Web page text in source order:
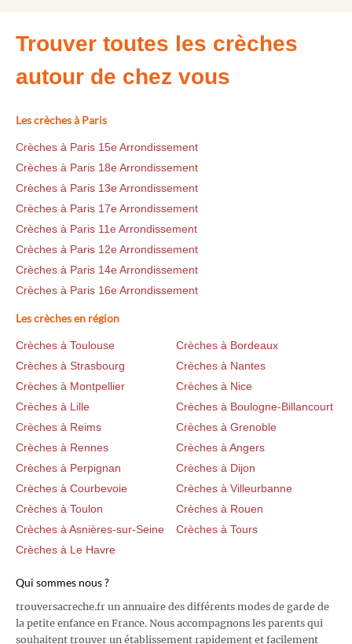
Trouver toutes les crèches
autour de chez vous
Les crèches à Paris
Crèches à Paris 15e Arrondissement
Crèches à Paris 18e Arrondissement
Crèches à Paris 13e Arrondissement
Crèches à Paris 17e Arrondissement
Crèches à Paris 11e Arrondissement
Crèches à Paris 12e Arrondissement
Crèches à Paris 14e Arrondissement
Crèches à Paris 16e Arrondissement
Les crèches en région
Crèches à Toulouse
Crèches à Bordeaux
Crèches à Strasbourg
Crèches à Nantes
Crèches à Montpellier
Crèches à Nice
Crèches à Lille
Crèches à Boulogne-Billancourt
Crèches à Reims
Crèches à Grenoble
Crèches à Rennes
Crèches à Angers
Crèches à Perpignan
Crèches à Dijon
Crèches à Courbevoie
Crèches à Villeurbanne
Crèches à Toulon
Crèches à Rouen
Crèches à Asnières-sur-Seine
Crèches à Tours
Crèches à Le Havre
Qui sommes nous ?
trouversacreche.fr un annuaire des différents modes de garde de
la petite enfance en France. Nous accompagnons les parents qui
souhaitent trouver un établissement rapidement et facilement